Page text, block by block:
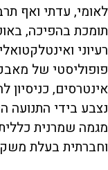
לאומי, עדתי ואף
תומכת בהפיכה,
רעיוני
פופוליסטי של
אינטרסים,
נצבע בידי התנועה
מגמה שמרנית
וחברתית בעלת